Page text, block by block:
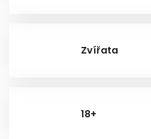
Zvířata
18+